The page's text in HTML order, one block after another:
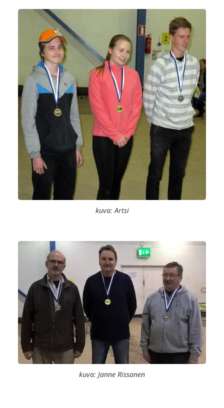
kuva: Artsi
kuva: Janne Rissanen